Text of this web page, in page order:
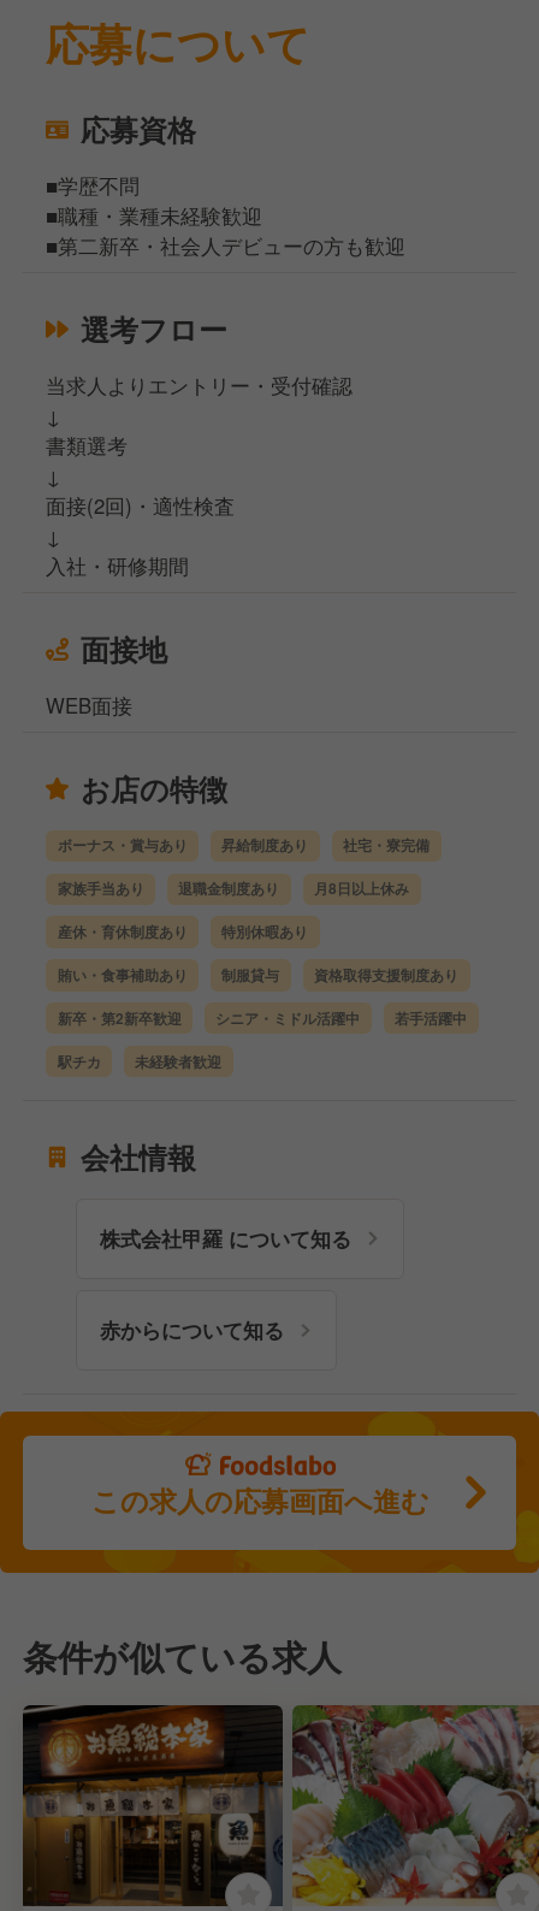
応募について
応募資格
■学歴不問
■職種・業種未経験歓迎
■第二新卒・社会人デビューの方も歓迎
選考フロー
当求人よりエントリー・受付確認
↓
書類選考
↓
面接(2回)・適性検査
↓
入社・研修期間
面接地
WEB面接
お店の特徴
ボーナス・賞与あり 昇給制度あり 社宅・寮完備
家族手当あり 退職金制度あり 月8日以上休み
産休・育休制度あり 特別休暇あり
賄い・食事補助あり 制服貸与 資格取得支援制度あり
新卒・第2新卒歓迎 シニア・ミドル活躍中 若手活躍中
駅チカ 未経験者歓迎
会社情報
株式会社甲羅 について知る
赤からについて知る
この求人の応募画面へ進む
条件が似ている求人